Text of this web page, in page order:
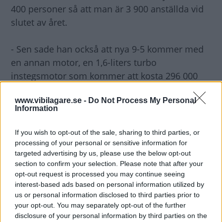
www.vibilagare.se - Do Not Process My Personal
Information
If you wish to opt-out of the sale, sharing to third parties, or
processing of your personal or sensitive information for
targeted advertising by us, please use the below opt-out
section to confirm your selection. Please note that after your
opt-out request is processed you may continue seeing
interest-based ads based on personal information utilized by
us or personal information disclosed to third parties prior to
your opt-out. You may separately opt-out of the further
disclosure of your personal information by third parties on the
400 personer så att man är 3 900 anställda vid
slutet av året.
- Sen sade han också att nya 9-5 kommer med
en annan motor, en 1,6-liters turbo
instegsmotor som kommer att kosta 296 000
- Ja, han var här och han var väldigt
entusiastisk.
- Han menade att det inte skulle bli svårt att få
Saabs köpare tillbaka eftersom Saab har
intelligenta kunder som är intresserade av
Saabs bilar bara Saab kan erbjuda rätt bilar.